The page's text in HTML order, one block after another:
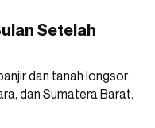
Setelah
dan tanah longsor
dan Sumatera Barat.